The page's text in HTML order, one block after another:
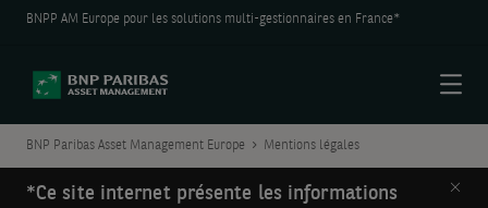
BNPP AM Europe pour les solutions multi-gestionnaires en France*
BNP Paribas Asset Management Europe Mentions légales
*Ce site internet présente les informations